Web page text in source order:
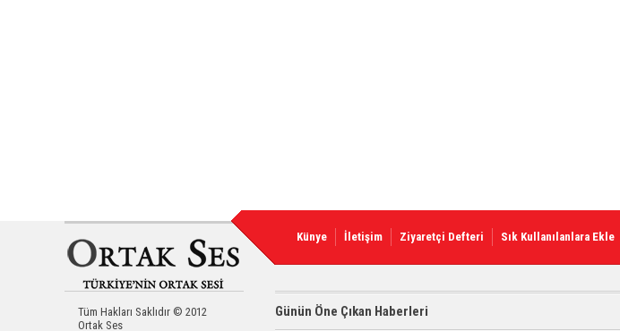
Künye İletişim Ziyaretçi Defteri Sık Kullanılanlara Ekle
Tüm Hakları Saklıdır © 2012
Ortak Ses
Günün Öne Çıkan Haberleri